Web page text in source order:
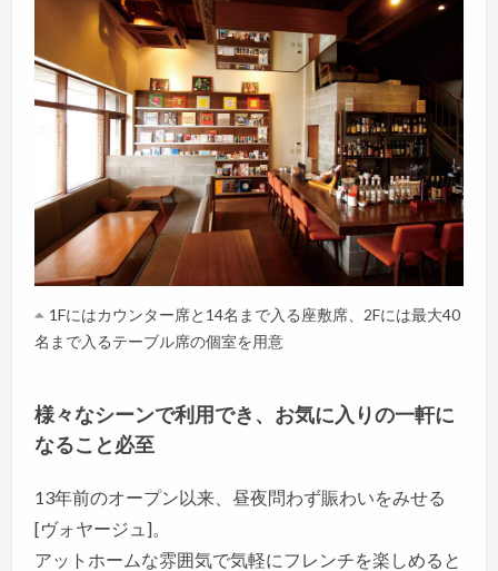
1Fにはカウンター席と14名まで入る座敷席、2Fには最大40
名まで入るテーブル席の個室を用意
様々なシーンで利用でき、お気に入りの一軒に
なること必至
13年前のオープン以来、昼夜問わず賑わいをみせる
[ヴォヤージュ]。
アットホームな雰囲気で気軽にフレンチを楽しめると